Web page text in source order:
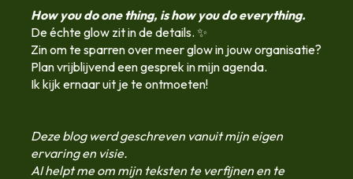
How you do one thing, is how you do everything.
De échte glow zit in de details. ✨
Zin om te sparren over meer glow in jouw organisatie?
Plan vrijblijvend een gesprek in mijn agenda.
Ik kijk ernaar uit je te ontmoeten!
Deze blog werd geschreven vanuit mijn eigen
ervaring en visie.
AI helpt me om mijn teksten te verfijnen en te